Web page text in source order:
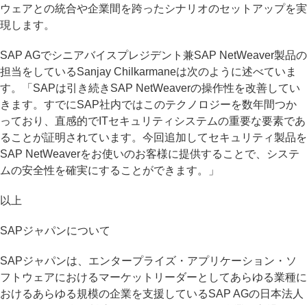
ウェアとの統合や企業間を跨ったシナリオのセットアップを実
現します。
SAP AGでシニアバイスプレジデント兼SAP NetWeaver製品の
担当をしているSanjay Chilkarmaneは次のように述べていま
す。「SAPは引き続きSAP NetWeaverの操作性を改善してい
きます。すでにSAP社内ではこのテクノロジーを数年間つか
っており、直感的でITセキュリティシステムの重要な要素であ
ることが証明されています。今回追加してセキュリティ製品を
SAP NetWeaverをお使いのお客様に提供することで、システ
ムの安全性を確実にすることができます。」
以上
SAPジャパンについて
SAPジャパンは、エンタープライズ・アプリケーション・ソ
フトウェアにおけるマーケットリーダーとしてあらゆる業種に
おけるあらゆる規模の企業を支援しているSAP AGの日本法人